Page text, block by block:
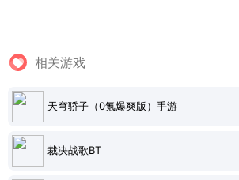
相关游戏
天穹骄子（0氪爆爽版）手游
裁决战歌BT